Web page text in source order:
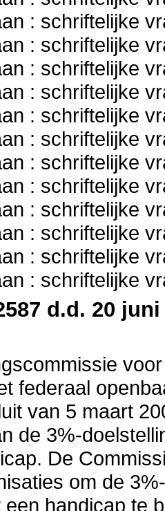
: schriftelijke
: schriftelijke
: schriftelijke
: schriftelijke
: schriftelijke
: schriftelijke
: schriftelijke
: schriftelijke
: schriftelijke
: schriftelijke
: schriftelijke
: schriftelijke
d.d. 20
federaal
van 5 maart
de 3%-
De
om de
handicap te